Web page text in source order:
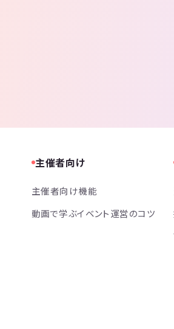
主催者向け
主催者向け機能
動画で学ぶイベント運営のコツ